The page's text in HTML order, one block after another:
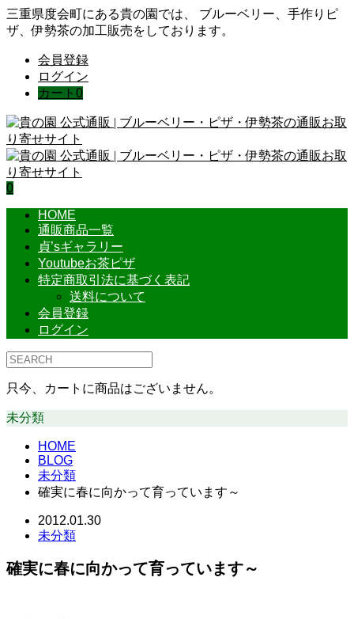
三重県度会町にある貴の園では、 ブルーベリー、手作りピ
ザ、伊勢茶の加工販売をしております。
会員登録
ログイン
カート 0
0
HOME
通販商品一覧
貞’sギャラリー
Youtubeお茶ピザ
特定商取引法に基づく表記
送料について
会員登録
ログイン
只今、カートに商品はございません。
未分類
HOME
BLOG
未分類
確実に春に向かって育っています～
2012.01.30
未分類
確実に春に向かって育っています～